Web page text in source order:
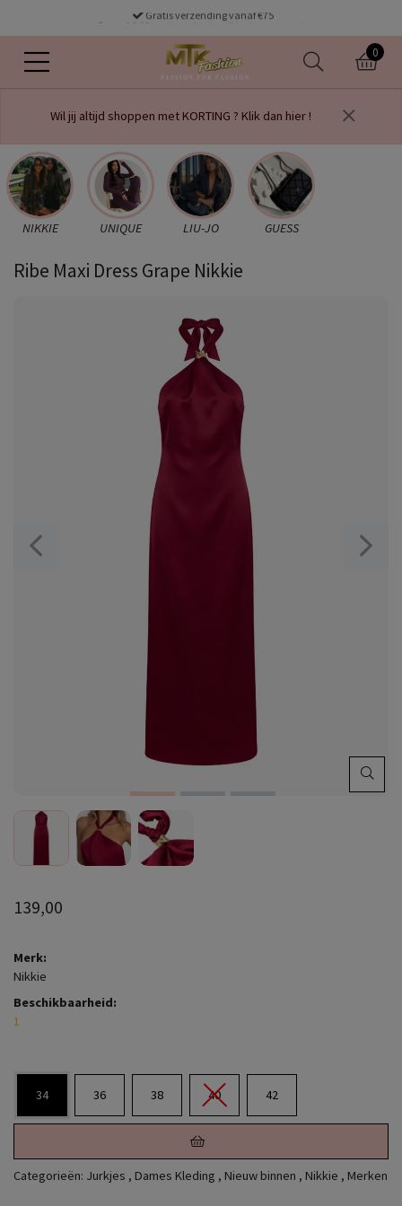
voor 16.00 uur besteld dezelfde dag verzonden
Gratis verzending vanaf €75
0
Wil jij altijd shoppen met KORTING ? Klik dan hier !
NIKKIE UNIQUE LIU-JO GUESS
Ribe Maxi Dress Grape Nikkie
139,00
Merk:
Nikkie
Beschikbaarheid:
1
34 36 38 40 42
Categorieën: Jurkjes , Dames Kleding , Nieuw binnen , Nikkie , Merken